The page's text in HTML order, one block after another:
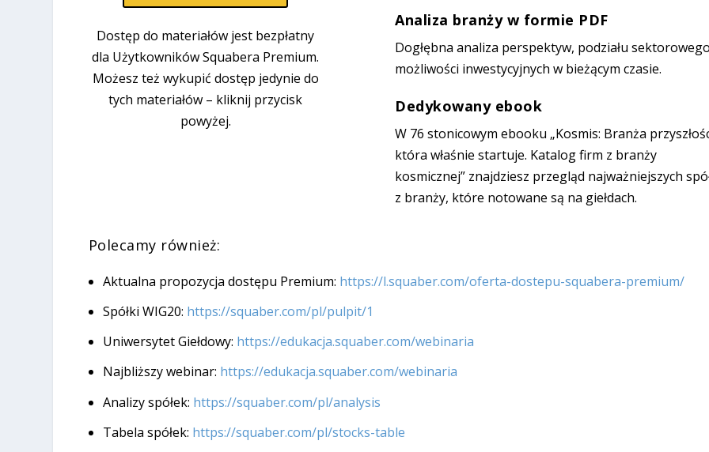
Dostęp do materiałów jest bezpłatny
dla Użytkowników Squabera Premium.
Możesz też wykupić dostęp jedynie do
tych materiałów – kliknij przycisk
powyżej.
Analiza branży w formie PDF
Dogłębna analiza perspektyw, podziału
możliwości inwestycyjnych w bieżącym czasie.
Dedykowany ebook
W 76 stonicowym ebooku „Kosmis: Branża
która właśnie startuje. Katalog firm z branży
kosmicznej” znajdziesz przegląd najważniejszych
z branży, które notowane są na giełdach.
Polecamy również:
Aktualna propozycja dostępu Premium: https://l.squaber.com/oferta-dostepu-squabera-premium/
Spółki WIG20: https://squaber.com/pl/pulpit/1
Uniwersytet Giełdowy: https://edukacja.squaber.com/webinaria
Najbliższy webinar: https://edukacja.squaber.com/webinaria
Analizy spółek: https://squaber.com/pl/analysis
Tabela spółek: https://squaber.com/pl/stocks-table